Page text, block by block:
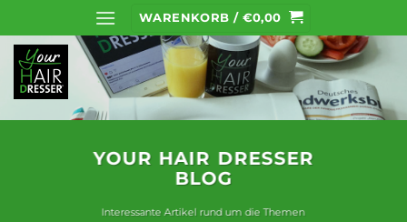
Inhalt
springen
WARENKORB / €0,00
YOUR HAIR DRESSER
BLOG
Interessante Artikel rund um die Themen